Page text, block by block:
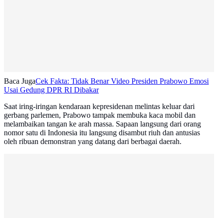
Baca JugaCek Fakta: Tidak Benar Video Presiden Prabowo Emosi
Usai Gedung DPR RI Dibakar
Saat iring-iringan kendaraan kepresidenan melintas keluar dari
gerbang parlemen, Prabowo tampak membuka kaca mobil dan
melambaikan tangan ke arah massa. Sapaan langsung dari orang
nomor satu di Indonesia itu langsung disambut riuh dan antusias
oleh ribuan demonstran yang datang dari berbagai daerah.